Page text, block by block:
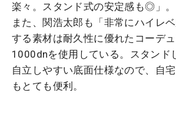
楽々。スタンド式の安定感も◎」。
また、関浩太郎も「非常にハイレ
する素材は耐久性に優れたコーデ
1000dnを使用している。スタンド
自立しやすい底面仕様なので、自
もとても便利。